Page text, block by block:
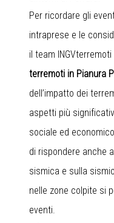
Per ricordare gli
intraprese e le
il team
terremoti in Pianura
dell’impatto dei
aspetti più
sociale ed
di rispondere anche
sismica e sulla
nelle zone colpite si
eventi.